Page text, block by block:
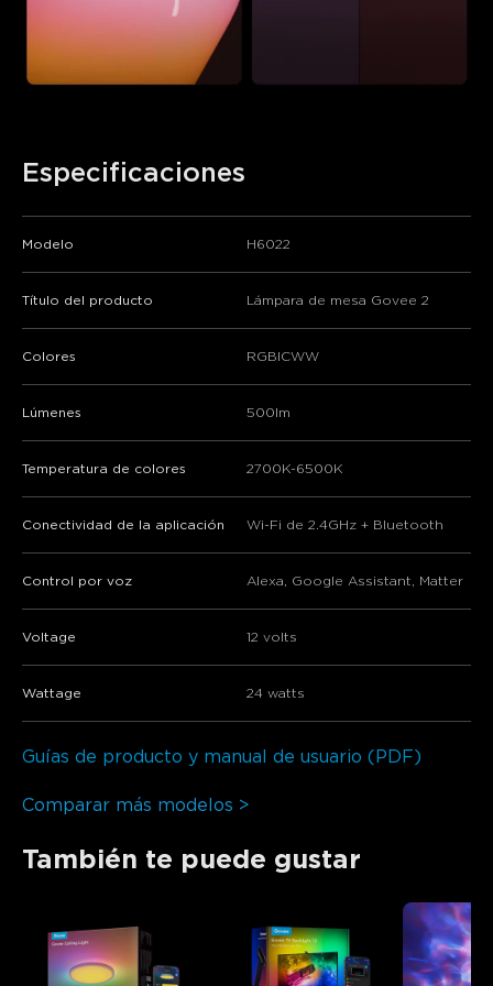
Especificaciones
Modelo H6022
Título del producto Lámpara de mesa Govee 2
Colores RGBICWW
Lúmenes 500lm
Temperatura de colores 2700K-6500K
Conectividad de la aplicación Wi-Fi de 2.4GHz + Bluetooth
Control por voz Alexa, Google Assistant, Matter
Voltage 12 volts
Wattage 24 watts
Guías de producto y manual de usuario (PDF)
Comparar más modelos >
También te puede gustar